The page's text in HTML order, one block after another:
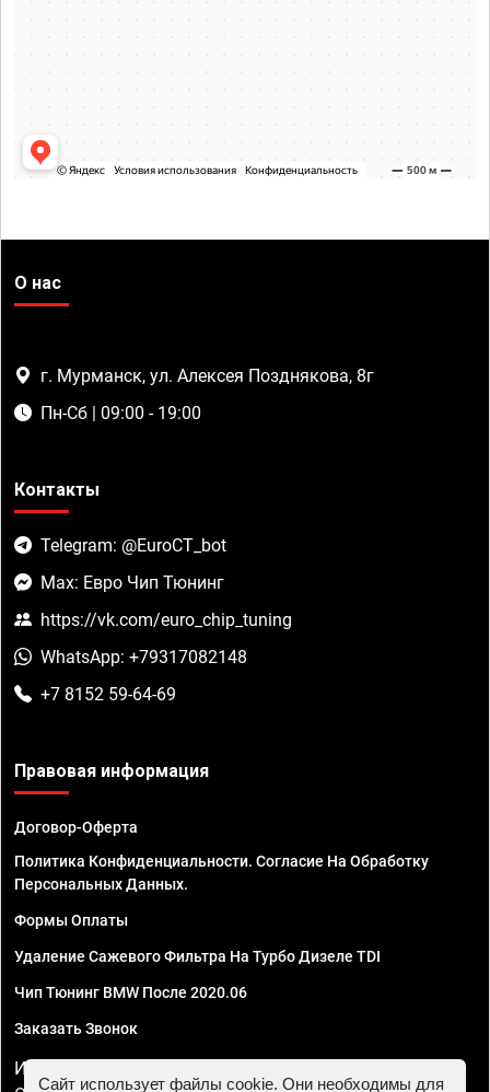
О нас
г. Мурманск, ул. Алексея Позднякова, 8г
Пн-Сб | 09:00 - 19:00
Контакты
Telegram: @EuroCT_bot
Max: Евро Чип Тюнинг
https://vk.com/euro_chip_tuning
WhatsApp: +79317082148
+7 8152 59-64-69
Правовая информация
Договор-Оферта
Политика Конфиденциальности. Согласие На Обработку
Персональных Данных.
Формы Оплаты
Удаление Сажевого Фильтра На Турбо Дизеле TDI
Чип Тюнинг BMW После 2020.06
Заказать Звонок
ИП Смирнов Георгий Павлович. ИНН 781302555843,
Сайт использует файлы cookie. Они необходимы для